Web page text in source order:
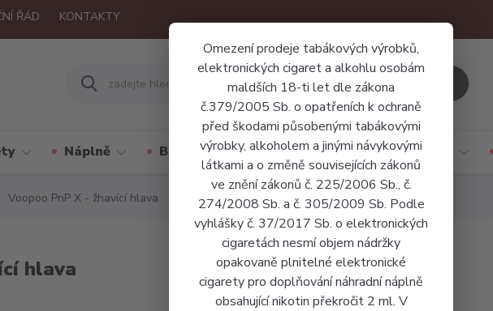
Omezení prodeje tabákových výrobků,
elektronických cigaret a alkohlu osobám
maldších 18-ti let dle zákona
č.379/2005 Sb. o opatřeních k ochraně
před škodami působenými tabákovými
výrobky, alkoholem a jinými návykovými
látkami a o změně souvisejících zákonů
ve znění zákonů č. 225/2006 Sb., č.
274/2008 Sb. a č. 305/2009 Sb. Podle
vyhlášky č. 37/2017 Sb. o elektronických
cigaretách nesmí objem nádržky
opakovaně plnitelné elektronické
cigarety pro doplňování náhradní náplně
obsahující nikotin překročit 2 ml. V
ŘÁD KONTAKTY
Náplně Báze a příchutě Jednorázové cigarety
Voopoo PnP X - žhavící hlava
hlava